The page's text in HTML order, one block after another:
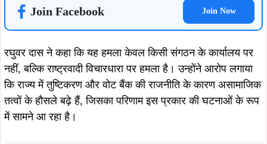
Join Facebook Join Now
रघुवर दास ने कहा कि यह हमला केवल किसी संगठन के कार्यालय पर
नहीं, बल्कि राष्ट्रवादी विचारधारा पर हमला है। उन्होंने आरोप लगाया
कि राज्य में तुष्टिकरण और वोट बैंक की राजनीति के कारण असामाजिक
तत्वों के हौसले बढ़े हैं, जिसका परिणाम इस प्रकार की घटनाओं के रूप
में सामने आ रहा है।